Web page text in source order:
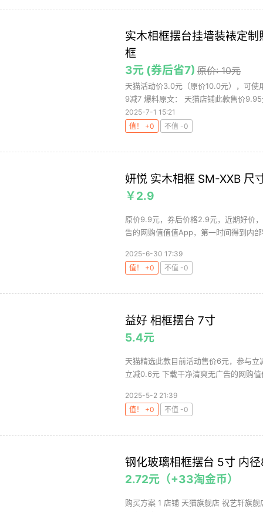
实木相框摆台挂墙装裱定
框
3元 (券后省7) 原价: 10元
天猫活动价3.0元（原价10.0元），可
9减7 爆料原文： 天猫店铺此款售价
2025-7-1 15:21
值！ +0
不值 -0
妍悦 实木相框 SM-XXB 尺
￥2.9
原价9.9元，券后价格2.9元，近期好价
告的网购值值值App，第一时间得到内
2025-6-30 17:39
值！ +0
不值 -0
益好 相框摆台 7寸
5.4元
天猫精选此款目前活动售价6元，参与
立减0.6元 下载干净清爽无广告的网购
2025-5-2 21:39
值！ +0
不值 -0
钢化玻璃相框摆台 5寸 内
2.72元（+33淘金币）
购买方案 1 店铺 天猫旗舰店 祝艺轩旗